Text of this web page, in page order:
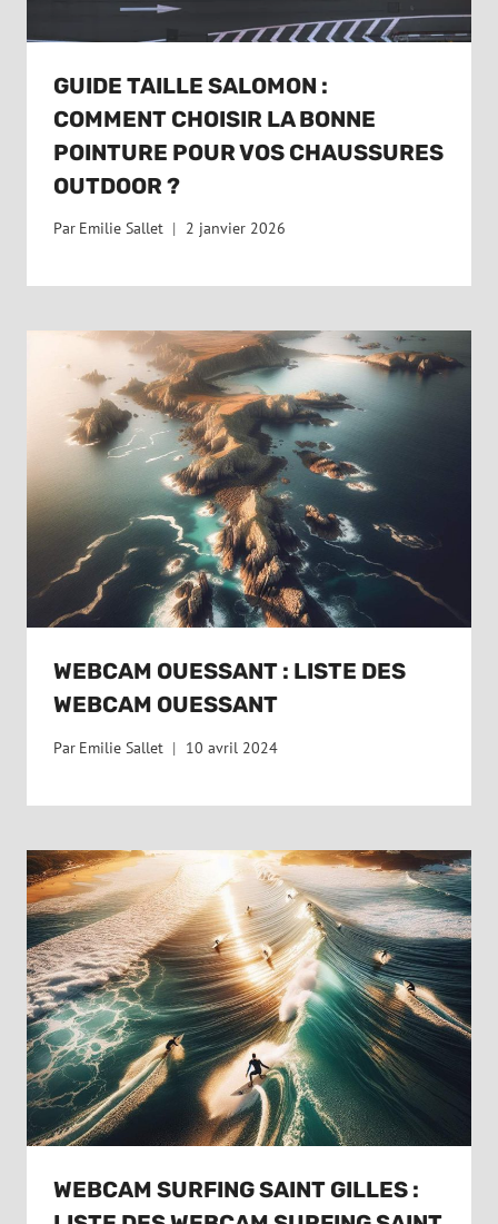
GUIDE TAILLE SALOMON :
COMMENT CHOISIR LA BONNE
POINTURE POUR VOS CHAUSSURES
OUTDOOR ?
Par Emilie Sallet 2 janvier 2026
WEBCAM OUESSANT : LISTE DES
WEBCAM OUESSANT
Par Emilie Sallet 10 avril 2024
WEBCAM SURFING SAINT GILLES :